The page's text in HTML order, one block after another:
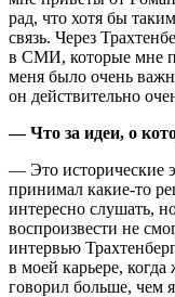
рад, что хотя бы
связь. Через
в СМИ, которые мне
меня было очень
он действительно
— Что за идеи, о
— Это исторические
принимал какие-то
интересно слушать,
воспроизвести не
интервью
в моей карьере,
говорил больше, чем я